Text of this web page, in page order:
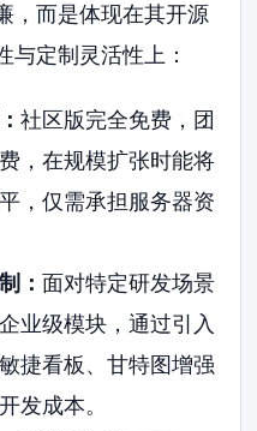
，而是体现在其开源
与定制灵活性上：
社区版完全免费，团
，在规模扩张时能将
，仅需承担服务器资
： 面对特定研发场景
业级模块，通过引入
捷看板、甘特图增强
发成本。